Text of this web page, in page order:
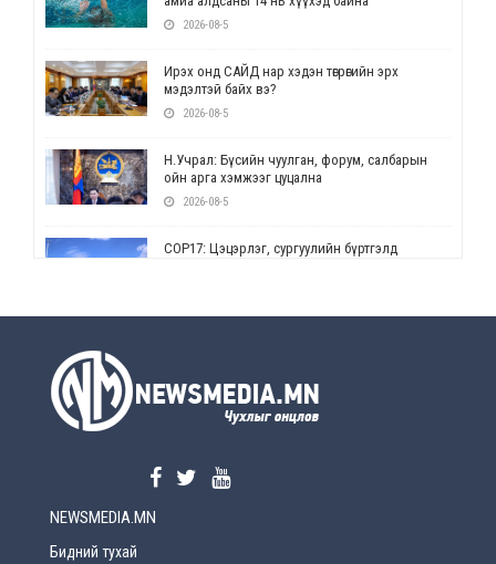
2026-08-5
Ирэх онд САЙД нар хэдэн төгрөгийн эрх
мэдэлтэй байх вэ?
2026-08-5
Н.Учрал: Бүсийн чуулган, форум, салбарын
ойн арга хэмжээг цуцална
2026-08-5
СОР17: Цэцэрлэг, сургуулийн бүртгэлд
2026-08-5
2026-08-5
NEWSMEDIA.MN
Бидний тухай